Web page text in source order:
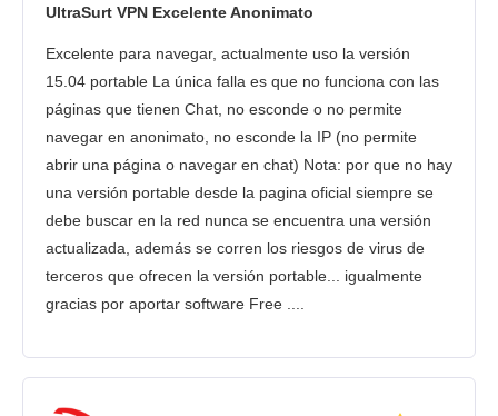
Atención al cliente
UltraSurt VPN Excelente Anonimato
Excelente para navegar, actualmente uso la versión
15.04 portable La única falla es que no funciona con las
páginas que tienen Chat, no esconde o no permite
navegar en anonimato, no esconde la IP (no permite
abrir una página o navegar en chat) Nota: por que no hay
una versión portable desde la pagina oficial siempre se
debe buscar en la red nunca se encuentra una versión
actualizada, además se corren los riesgos de virus de
terceros que ofrecen la versión portable... igualmente
gracias por aportar software Free ....